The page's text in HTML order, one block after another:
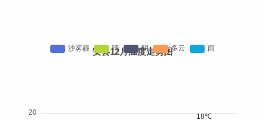
安县12月温度走势图